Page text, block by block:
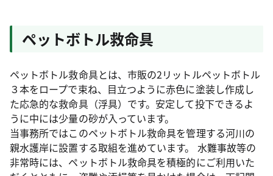
ペットボトル救命具
ペットボトル救命具とは、市販の2リットルペットボトル
３本をロープで束ね、目立つように赤色に塗装し作成し
た応急的な救命具（浮具）です。安定して投下できるよ
うに中には少量の砂が入っています。
当事務所ではこのペットボトル救命具を管理する河川の
親水護岸に設置する取組を進めています。 水難事故等の
非常時には、ペットボトル救命具を積極的にご利用いた